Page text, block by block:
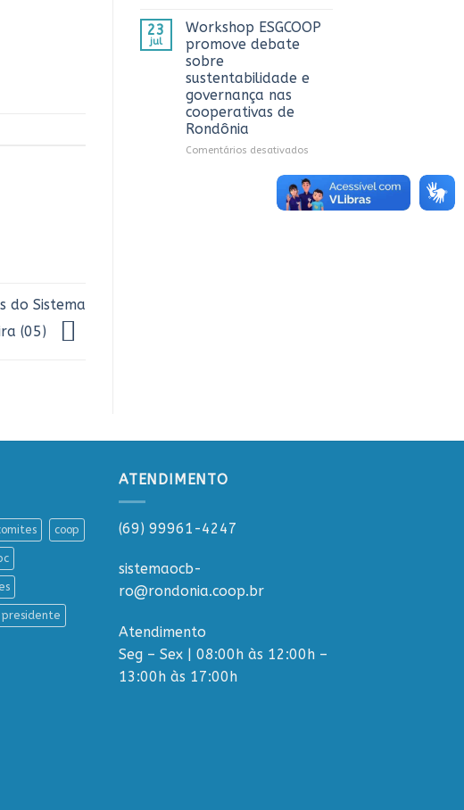
do Sistema
(05)
em
OCB/RO
Sicredi
Conecta
23
jul
Workshop ESGCOOP
promove debate
sobre
sustentabilidade e
governança nas
cooperativas de
Rondônia
Comentários desativadosem
ESGCOOP
promove
debate
coop
presidente
ATENDIMENTO
(69) 99961-4247
sistemaocb-
ro@rondonia.coop.br
Atendimento
Seg – Sex | 08:00h às 12:00h –
13:00h às 17:00h